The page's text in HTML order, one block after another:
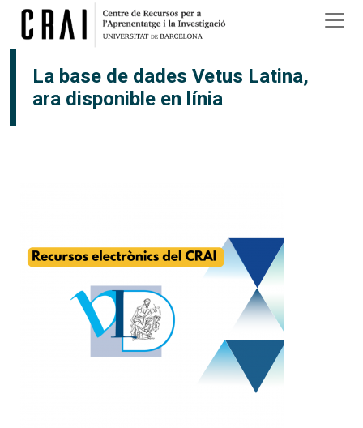
Vés al contingut
La base de dades Vetus Latina,
ara disponible en línia